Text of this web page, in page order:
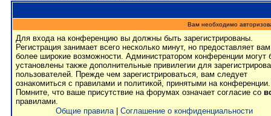
Вам необходимо
Для входа на конференцию вы должны быть зарегистрированы.
Регистрация занимает всего несколько минут, но предоставляет вам
более широкие возможности. Администратором конференции могут
установлены также дополнительные привилегии для
пользователей. Прежде чем зарегистрироваться, вам следует
ознакомиться с правилами и политикой, принятыми на конференции.
Помните, что ваше присутствие на форумах означает согласие со
правилами.
Общие правила| Соглашение о конфиденциальности